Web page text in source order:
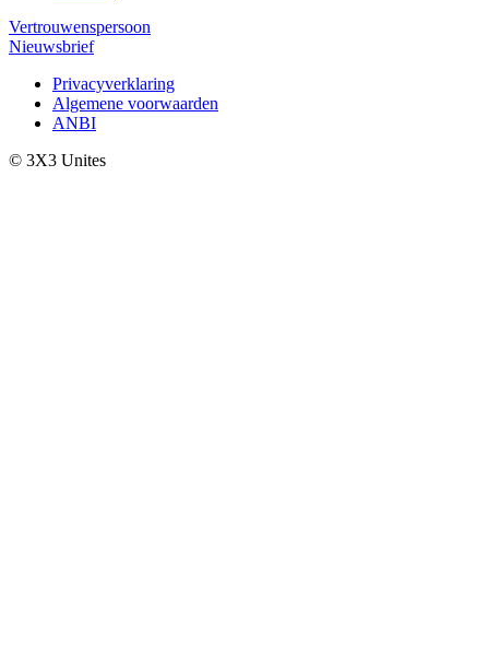
Vertrouwenspersoon
Nieuwsbrief
Privacyverklaring
Algemene voorwaarden
ANBI
© 3X3 Unites